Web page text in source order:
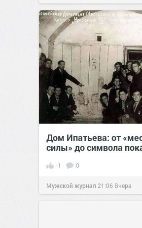
Дом Ипатьева: от
силы» до символа
-1 0
Мужской журнал 21:06 Вчера